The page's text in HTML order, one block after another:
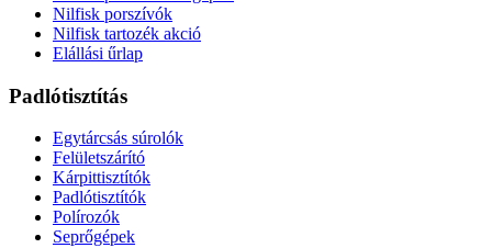
Nilfisk porszívók
Nilfisk tartozék akció
Elállási űrlap
Padlótisztítás
Egytárcsás súrolók
Felületszárító
Kárpittisztítók
Padlótisztítók
Polírozók
Seprőgépek